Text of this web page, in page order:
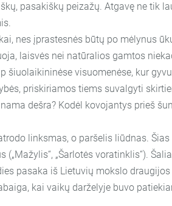
pasakiškų peizažų. Atgavę ne tik
nes įprastesnės būtų po mėlynus
laisvės nei natūralios gamtos
visuomenėse, kur
priskiriamos tiems suvalgyti
dešra? Kodėl kovojantys prieš
linksmas, o paršelis liūdnas.
„Šarlotės voratinklis“).
pasaka iš Lietuvių mokslo
kai vaikų darželyje buvo